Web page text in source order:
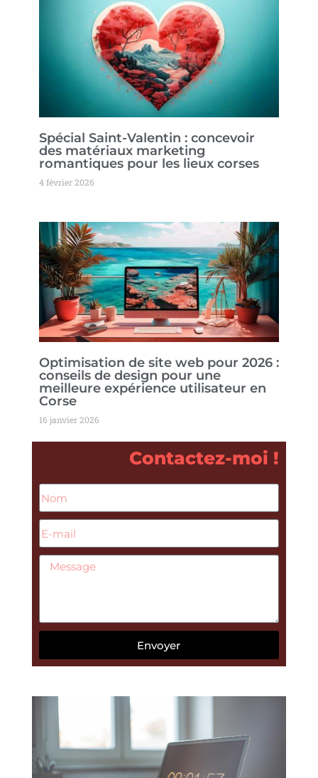
Spécial Saint-Valentin : concevoir
des matériaux marketing
romantiques pour les lieux corses
4 février 2026
Optimisation de site web pour 2026 :
conseils de design pour une
meilleure expérience utilisateur en
Corse
16 janvier 2026
Contactez-moi !
Envoyer